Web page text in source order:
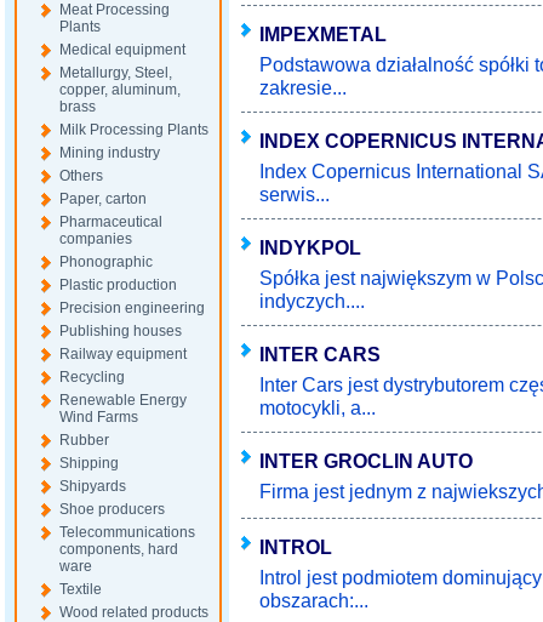
Meat Processing
Plants
Medical equipment
Metallurgy, Steel,
copper, aluminum,
brass
Milk Processing Plants
Mining industry
Others
Paper, carton
Pharmaceutical
companies
Phonographic
Plastic production
Precision engineering
Publishing houses
Railway equipment
Recycling
Renewable Energy
Wind Farms
Rubber
Shipping
Shipyards
Shoe producers
Telecommunications
components, hard
ware
Textile
Wood related products
IMPEXMETAL
Podstawowa działalność
zakresie...
INDEX COPERNICUS
Index Copernicus International
serwis...
INDYKPOL
Spółka jest największym w
indyczych....
INTER CARS
Inter Cars jest dystrybutorem
motocykli, a...
INTER GROCLIN AUTO
Firma jest jednym z
INTROL
Introl jest podmiotem
obszarach:...